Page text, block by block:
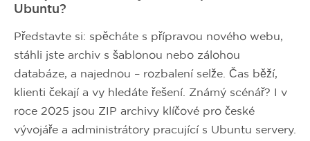
Ubuntu?
Představte si: spěcháte s přípravou nového webu,
stáhli jste archiv s šablonou nebo zálohou
databáze, a najednou – rozbalení selže. Čas běží,
klienti čekají a vy hledáte řešení. Známý scénář? I v
roce 2025 jsou ZIP archivy klíčové pro české
vývojáře a administrátory pracující s Ubuntu servery.